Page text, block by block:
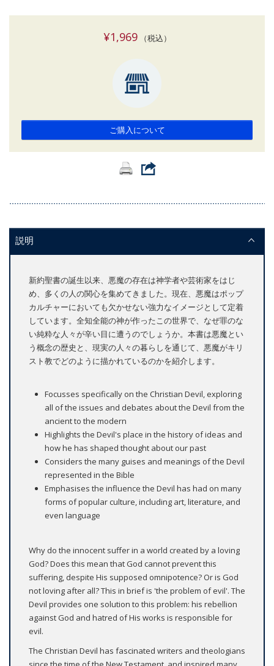
¥1,969（税込）
ご購入について
説明
新約聖書の誕生以来、悪魔の存在は神学者や芸術家をはじ
め、多くの人の関心を集めてきました。現在、悪魔はポップ
カルチャーにおいても欠かせない強力なイメージとして定着
しています。全知全能の神が作ったこの世界で、なぜ罪のな
い純粋な人々が辛い目に遭うのでしょうか。本書は悪魔とい
う概念の歴史と、現実の人々の暮らしを通じて、悪魔がキリ
スト教でどのように描かれているのかを紹介します。
Focusses specifically on the Christian Devil, exploring
all of the issues and debates about the Devil from the
ancient to the modern
Highlights the Devil's place in the history of ideas and
how he has shaped thought about our past
Considers the many guises and meanings of the Devil
represented in the Bible
Emphasises the influence the Devil has had on many
forms of popular culture, including art, literature, and
even language
Why do the innocent suffer in a world created by a loving
God? Does this mean that God cannot prevent this
suffering, despite His supposed omnipotence? Or is God
not loving after all? This in brief is 'the problem of evil'. The
Devil provides one solution to this problem: his rebellion
against God and hatred of His works is responsible for
evil.
The Christian Devil has fascinated writers and theologians